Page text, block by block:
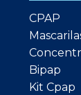
CPAP
Bipap
Kit Cpap